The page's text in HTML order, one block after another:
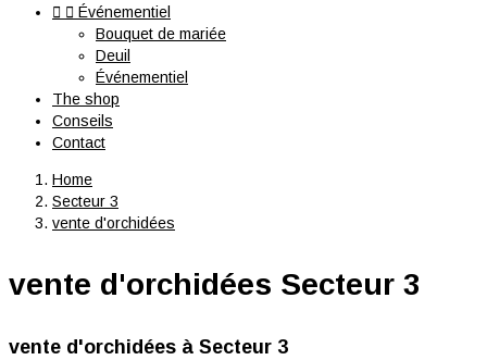
  Événementiel
Bouquet de mariée
Deuil
Événementiel
The shop
Conseils
Contact
Home
Secteur 3
vente d'orchidées
vente d'orchidées Secteur 3
vente d'orchidées à Secteur 3